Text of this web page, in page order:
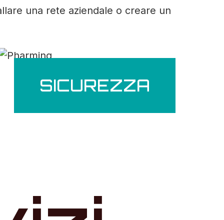
una rete aziendale o creare un
SICUREZZA